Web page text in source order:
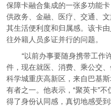
保障卡融合集成的一张多功能
供政务、金融、医疗、交通、
其生活便利度和归属感。该卡
往外籍人员多证并行的问题。
“以前办事要随身携带工作
件，现在就医、消费、乘公交
科学城重庆高新区，来自巴基
有者之一。他表示，“聚英卡”
得了身份认同感，真切地感受到